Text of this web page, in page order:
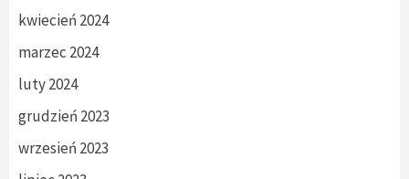
kwiecień 2024
marzec 2024
luty 2024
grudzień 2023
wrzesień 2023